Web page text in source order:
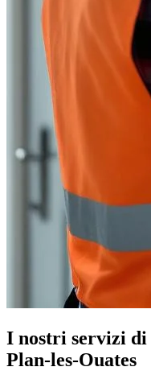
I nostri servizi di
Plan-les-Ouates